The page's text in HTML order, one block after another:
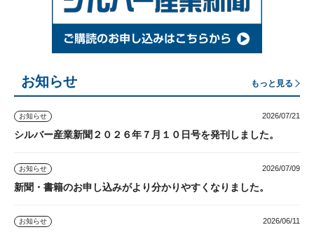
お知らせ もっと見る
お知らせ 2026/07/21
シルバー産業新聞２０２６年７月１０日号を発刊しました。
お知らせ 2026/07/09
新聞・書籍のお申し込みがより分かりやすくなりました。
お知らせ 2026/06/11